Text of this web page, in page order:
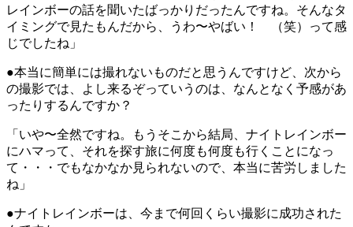
レインボーの話を聞いたばっかりだったんですね。そんなタ
イミングで見たもんだから、うわ〜やばい！ （笑）って感
じでしたね」
●本当に簡単には撮れないものだと思うんですけど、次から
の撮影では、よし来るぞっていうのは、なんとなく予感があ
ったりするんですか？
「いや〜全然ですね。もうそこから結局、ナイトレインボー
にハマって、それを探す旅に何度も何度も行くことになっ
て・・・でもなかなか見られないので、本当に苦労しました
ね」
●ナイトレインボーは、今まで何回くらい撮影に成功された